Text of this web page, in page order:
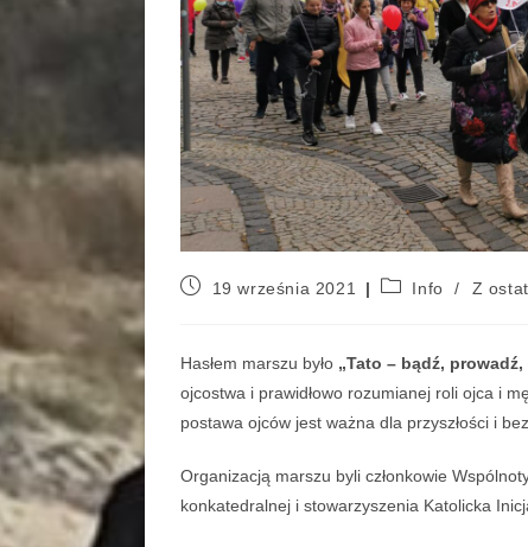
19 września 2021 Info / Z
Hasłem marszu było „Tato – bądź, prowadź,
ojcostwa i prawidłowo rozumianej roli ojca i
postawa ojców jest ważna dla przyszłości i
Organizacją marszu byli członkowie
konkatedralnej i stowarzyszenia Katolicka